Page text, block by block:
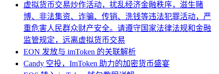
虚拟货币交易炒作活动，扰乱经济金融秩序，滋生赌
博、非法集资、诈骗、传销、洗钱等违法犯罪活动，严
重危害人民群众财产安全。请遵守国家法律法规和金融
监管规定，远离虚拟货币交易
EON 发放与 imToken 的关联解析
Candy 空投，ImToken 助力的加密货币盛宴